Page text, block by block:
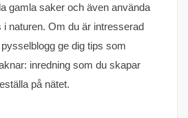
gamla saker och även använda
naturen. Om du är intresserad
ge dig tips som
inredning som du skapar
på nätet.